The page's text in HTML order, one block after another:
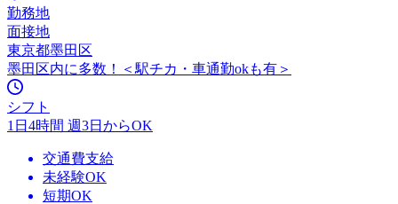
勤務地
面接地
東京都墨田区
墨田区内に多数！＜駅チカ・車通勤okも有＞
シフト
1日4時間 週3日からOK
交通費支給
未経験OK
短期OK